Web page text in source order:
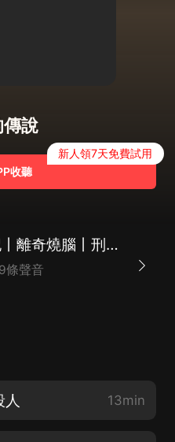
說
收聽
新人領7天免費試用
懸案重案筆記丨離奇燒腦丨刑偵心理罪十宗罪·獵罪圖鑒
條聲音
13min